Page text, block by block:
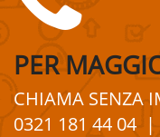
PER
CHIAMA SENZA
0321 181 44 04 |